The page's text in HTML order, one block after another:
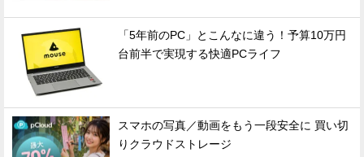
「5年前のPC」とこんなに違う！予算10万円
台前半で実現する快適PCライフ
スマホの写真／動画をもう一段安全に 買い切
りクラウドストレージ